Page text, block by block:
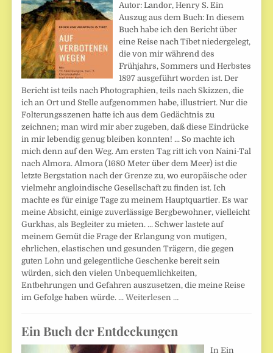
Autor: Landor, Henry S. Ein
Auszug aus dem Buch: In diesem
Buch habe ich den Bericht über
eine Reise nach Tibet niedergelegt,
die von mir während des
Frühjahrs, Sommers und Herbstes
1897 ausgeführt worden ist. Der
Bericht ist teils nach Photographien, teils nach Skizzen, die
ich an Ort und Stelle aufgenommen habe, illustriert. Nur die
Folterungsszenen hatte ich aus dem Gedächtnis zu
zeichnen; man wird mir aber zugeben, daß diese Eindrücke
in mir lebendig genug bleiben konnten! ... So machte ich
mich denn auf den Weg. Am ersten Tag ritt ich von Naini-Tal
nach Almora. Almora (1680 Meter über dem Meer) ist die
letzte Bergstation nach der Grenze zu, wo europäische oder
vielmehr angloindische Gesellschaft zu finden ist. Ich
machte es für einige Tage zu meinem Hauptquartier. Es war
meine Absicht, einige zuverlässige Bergbewohner, vielleicht
Gurkhas, als Begleiter zu mieten. ... Schwer lastete auf
meinem Gemüt die Frage der Erlangung von mutigen,
ehrlichen, elastischen und gesunden Trägern, die gegen
guten Lohn und gelegentliche Geschenke bereit sein
würden, sich den vielen Unbequemlichkeiten,
Entbehrungen und Gefahren auszusetzen, die meine Reise
im Gefolge haben würde. ...Weiterlesen …
Ein Buch der Entdeckungen
In Ein